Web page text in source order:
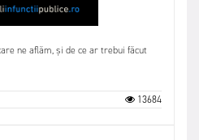
ne aflăm, și de ce ar trebui făcut
13684